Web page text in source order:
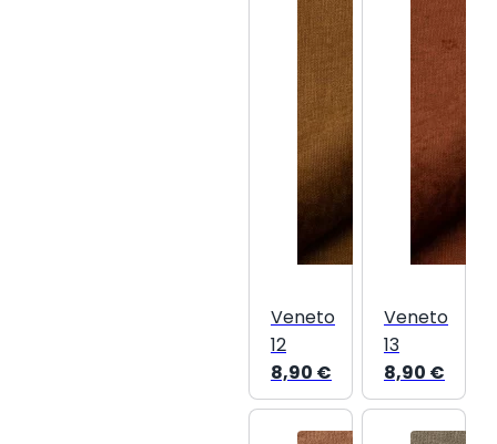
Veneto
12
8,90 €
Veneto
13
8,90 €